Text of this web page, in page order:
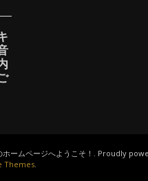
ームページへようこそ！. Proudly
Themes